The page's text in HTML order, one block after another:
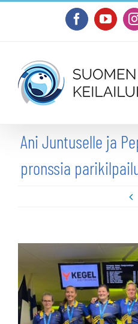
Facebook
Ani Juntuselle ja
pronssia
isompana